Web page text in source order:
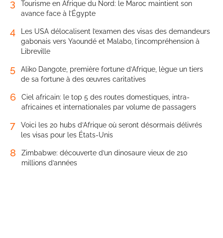
3
Tourisme en Afrique du Nord: le Maroc maintient son
avance face à l’Égypte
4
Les USA délocalisent l’examen des visas des demandeurs
gabonais vers Yaoundé et Malabo, l’incompréhension à
Libreville
5
Aliko Dangote, première fortune d’Afrique, lègue un tiers
de sa fortune à des œuvres caritatives
6
Ciel africain: le top 5 des routes domestiques, intra-
africaines et internationales par volume de passagers
7
Voici les 20 hubs d’Afrique où seront désormais délivrés
les visas pour les États-Unis
8
Zimbabwe: découverte d’un dinosaure vieux de 210
millions d’années